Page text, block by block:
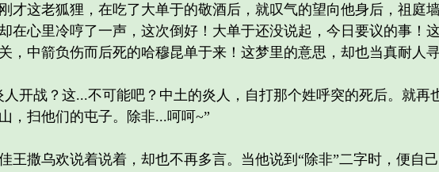
这老狐狸，在吃了大单于的敬酒后，就叹气的望向他身后，祖庭
在心里冷哼了一声，这次倒好！大单于还没说起，今日要议的事！
，中箭负伤而后死的哈穆昆单于来！这梦里的意思，却也当真耐人寻
战？这...不可能吧？中土的炎人，自打那个姓呼突的死后。就再
，扫他们的屯子。除非...呵呵~”
撒乌欢说着说着，却也不再多言。当他说到“除非”二字时，便自